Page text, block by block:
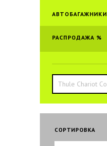
АВТОБАГАЖНИКИ
РАСПРОДАЖА %
CОРТИРОВКА